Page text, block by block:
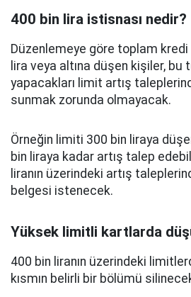
400 bin lira istisnası nedir?
Düzenlemeye göre toplam
lira veya altına düşen kişiler, bu
yapacakları limit artış
sunmak zorunda olmayacak.
Örneğin limiti 300 bin liraya
bin liraya kadar artış talep
liranın üzerindeki artış
belgesi istenecek.
Yüksek limitli kartlarda
400 bin liranın üzerindeki
kısmın belirli bir bölümü